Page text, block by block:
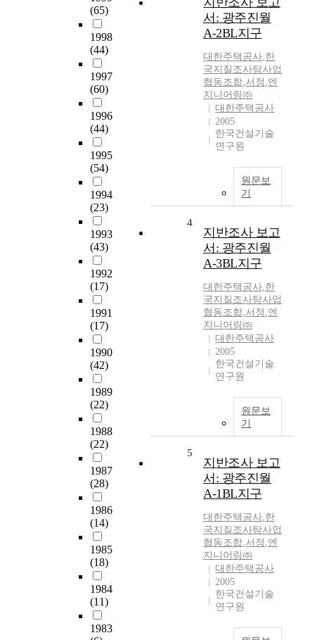
(65)
1998
(44)
1997
(60)
1996
(44)
1995
(54)
1994
(23)
1993
(43)
1992
(17)
1991
(17)
1990
(42)
1989
(22)
1988
(22)
1987
(28)
1986
(14)
1985
(18)
1984
(11)
1983
서: 광주진월
A-2BL지구
대한주택공사,한
국지질조사탐사업
협동조합,서정 ,엔
지니어링㈜
대한주택공사
2005
한국건설기술
연구원
원문보
기
4
지반조사 보고
서: 광주진월
A-3BL지구
대한주택공사,한
국지질조사탐사업
협동조합,서정 ,엔
지니어링㈜
대한주택공사
2005
한국건설기술
연구원
원문보
기
5
지반조사 보고
서: 광주진월
A-1BL지구
대한주택공사,한
국지질조사탐사업
협동조합,서정 ,엔
지니어링㈜
대한주택공사
2005
한국건설기술
연구원